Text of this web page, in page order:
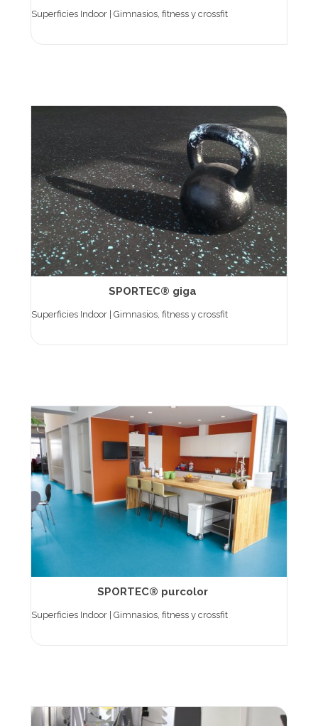
Superficies Indoor | Gimnasios, fitness y crossfit
SPORTEC® giga
Superficies Indoor | Gimnasios, fitness y crossfit
SPORTEC® purcolor
Superficies Indoor | Gimnasios, fitness y crossfit